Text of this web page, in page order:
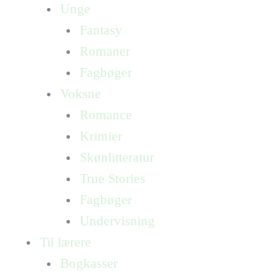
Unge
Fantasy
Romaner
Fagbøger
Voksne
Romance
Krimier
Skønlitteratur
True Stories
Fagbøger
Undervisning
Til lærere
Bogkasser